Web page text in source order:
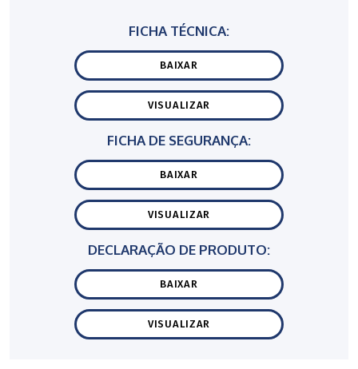
FICHA TÉCNICA:
BAIXAR
VISUALIZAR
FICHA DE SEGURANÇA:
BAIXAR
VISUALIZAR
DECLARAÇÃO DE PRODUTO:
BAIXAR
VISUALIZAR